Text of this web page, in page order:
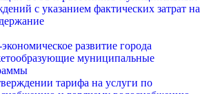
с указанием фактических затрат на
развитие города
муниципальные
тарифа на услуги по